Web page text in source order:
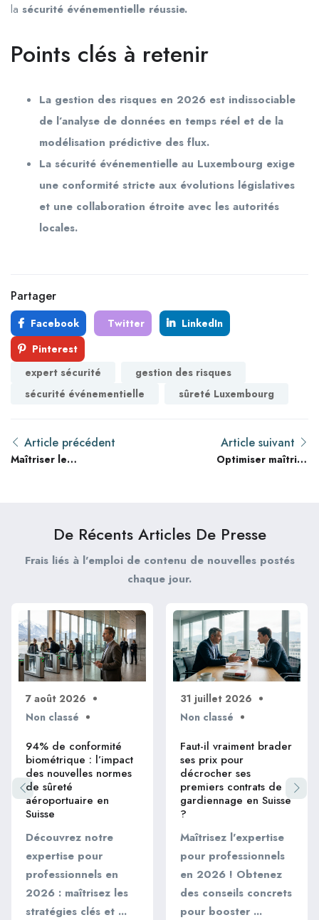
la sécurité événementielle réussie.
Points clés à retenir
La gestion des risques en 2026 est indissociable
de l’analyse de données en temps réel et de la
modélisation prédictive des flux.
La sécurité événementielle au Luxembourg exige
une conformité stricte aux évolutions législatives
et une collaboration étroite avec les autorités
locales.
Partager
Facebook Twitter
LinkedIn
Pinterest
expert sécurité
gestion des risques
sécurité événementielle
sûreté Luxembourg
Article précédent
Maîtriser le
Article suivant
Optimiser maîtrise
De Récents Articles De Presse
Frais liés à l'emploi de contenu de nouvelles postés
chaque jour.
7 août 2026
Non classé
94% de conformité
biométrique : l’impact
des nouvelles normes
de sûreté
aéroportuaire en
Suisse
Découvrez notre
expertise pour
professionnels en
2026 : maîtrisez les
stratégies clés et ...
31 juillet 2026
Non classé
Faut-il vraiment brader
ses prix pour
décrocher ses
premiers contrats de
gardiennage en Suisse
?
Maîtrisez l'expertise
pour professionnels
en 2026 ! Obtenez
des conseils concrets
pour booster ...